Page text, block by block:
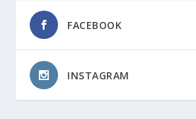
FACEBOOK
INSTAGRAM